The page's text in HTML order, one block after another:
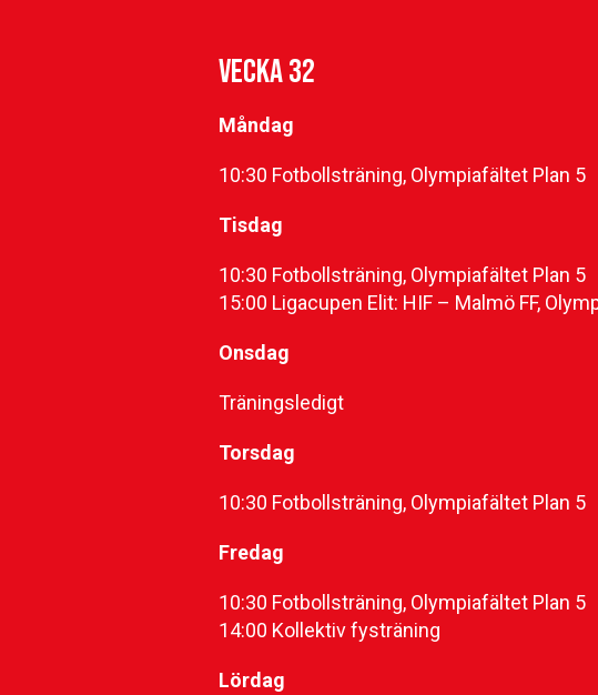
VECKA 32
Måndag
10:30 Fotbollsträning, Olympiafältet Plan 5
Tisdag
10:30 Fotbollsträning, Olympiafältet Plan 5
15:00 Ligacupen Elit: HIF – Malmö FF,
Onsdag
Träningsledigt
Torsdag
10:30 Fotbollsträning, Olympiafältet Plan 5
Fredag
10:30 Fotbollsträning, Olympiafältet Plan 5
14:00 Kollektiv fysträning
Lördag